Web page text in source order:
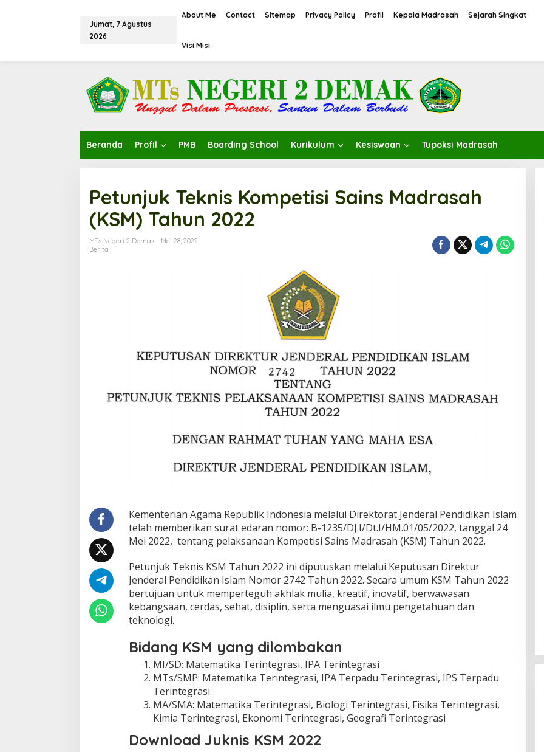
i
Jumat, 7 Agustus
2026
About Me Contact Sitemap Privacy Policy Profil Kepala Madrasah Sejarah Singkat
Visi Misi
Beranda Profil PMB Boarding School Kurikulum Kesiswaan Tupoksi Madrasah
Petunjuk Teknis Kompetisi Sains Madrasah
(KSM) Tahun 2022
MTs Negeri 2 Demak
Mei 28, 2022
Berita
Kementerian Agama Republik Indonesia melalui Direktorat Jenderal Pendidikan Islam
telah memberikan surat edaran nomor: B-1235/DJ.I/Dt.I/HM.01/05/2022, tanggal 24
Mei 2022, tentang pelaksanaan Kompetisi Sains Madrasah (KSM) Tahun 2022.
Petunjuk Teknis KSM Tahun 2022 ini diputuskan melalui Keputusan Direktur
Jenderal Pendidikan Islam Nomor 2742 Tahun 2022. Secara umum KSM Tahun 2022
bertujuan untuk memperteguh akhlak mulia, kreatif, inovatif, berwawasan
kebangsaan, cerdas, sehat, disiplin, serta menguasai ilmu pengetahuan dan
teknologi.
Bidang KSM yang dilombakan
MI/SD: Matematika Terintegrasi, IPA Terintegrasi
MTs/SMP: Matematika Terintegrasi, IPA Terpadu Terintegrasi, IPS Terpadu
Terintegrasi
MA/SMA: Matematika Terintegrasi, Biologi Terintegrasi, Fisika Terintegrasi,
Kimia Terintegrasi, Ekonomi Terintegrasi, Geografi Terintegrasi
Download Juknis KSM 2022